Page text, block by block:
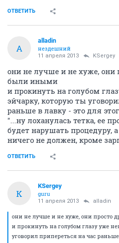
ОТВЕТИТЬ
A
alladin
нездешний
11 апреля 2013 KSergey
они не лучше и не хуже, они
были иными
и прокинуть на голубом
эйчарку, которую ты
раньше в лавку - это для
"...ну лоханулась тетка, ее
будет нарушать процедуру,
ничего не должен, кроме
ОТВЕТИТЬ
K
KSergey
guru
11 апреля 2013 alladin
они не лучше и не хуже, они просто
и прокинуть на голубом глазу уже
уговорил припереться на час раньше